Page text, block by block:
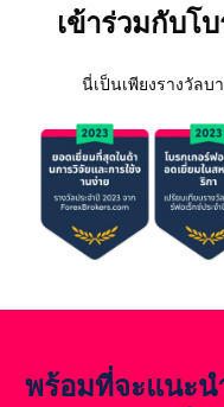
เข้าร่วมกับโ
นี่เป็นเพียงรางวัลบ
พร้อมที่จะแนะน